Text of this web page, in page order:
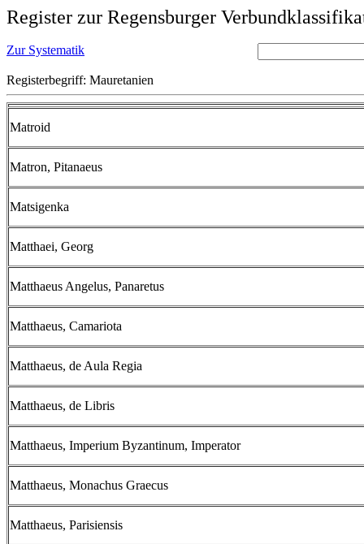
Register zur Regensburger
Zur Systematik
Registerbegriff: Mauretanien
Matroid
Matron, Pitanaeus
Matsigenka
Matthaei, Georg
Matthaeus Angelus, Panaretus
Matthaeus, Camariota
Matthaeus, de Aula Regia
Matthaeus, de Libris
Matthaeus, Imperium Byzantinum, Imperator
Matthaeus, Monachus Graecus
Matthaeus, Parisiensis